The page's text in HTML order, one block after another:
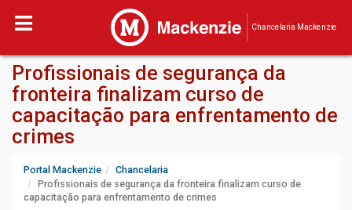
Chancelaria Mackenzie
Profissionais de segurança da
fronteira finalizam curso de
capacitação para enfrentamento de
crimes
Portal Mackenzie
Chancelaria
Profissionais de segurança da fronteira finalizam curso de
capacitação para enfrentamento de crimes